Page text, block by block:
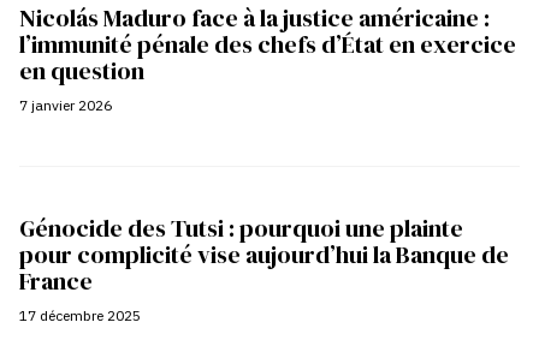
Nicolás Maduro face à la justice américaine :
l’immunité pénale des chefs d’État en exercice
en question
7 janvier 2026
Génocide des Tutsi : pourquoi une plainte
pour complicité vise aujourd’hui la Banque de
France
17 décembre 2025